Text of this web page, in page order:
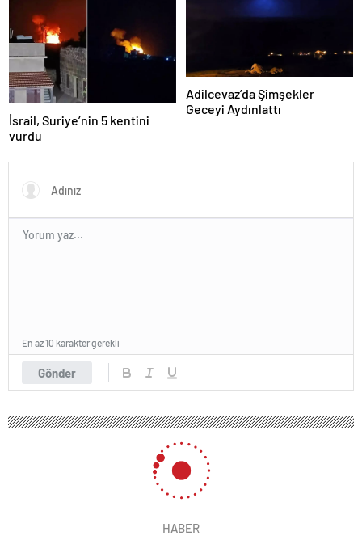
İsrail, Suriye’nin 5 kentini
vurdu
Adilcevaz’da Şimşekler
Geceyi Aydınlattı
Gönder
En az 10 karakter gerekli
HABER